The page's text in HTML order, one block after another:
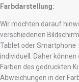
Farbdarstellung:
Wir möchten darauf
verschiedenen
Tablet oder Smartphone
individuell. Daher
Farben des gedruckten
Abweichungen in der